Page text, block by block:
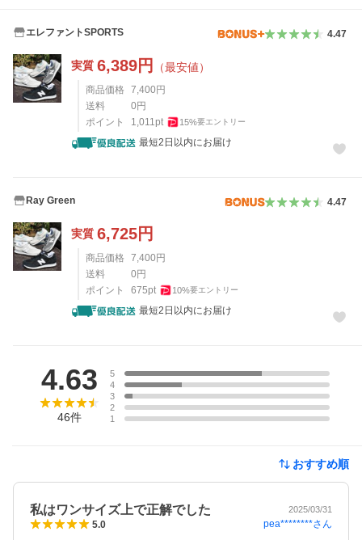
エレファントSPORTS 4.47
実質 6,389円 （最安値）
商品価格 7,400 円
送料
0 円
ポイント
1,011pt 15%要エントリー
最短2日以内にお届け
Ray Green 4.47
実質 6,725円
商品価格 7,400 円
送料
0 円
ポイント
675pt 10%要エントリー
最短2日以内にお届け
4.63
46件
5
4
3
2
1
おすすめ順
私はワンサイズ上で正解でした 2025/03/31
5.0 pea********さん